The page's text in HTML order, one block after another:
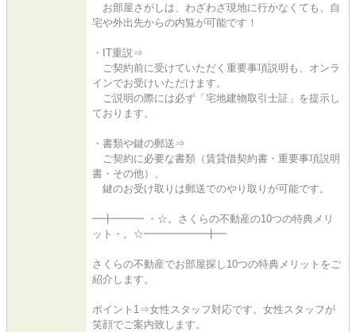
お部屋さがしは、わざわざ現地に行かなくても、自
宅や外出先からの内覧が可能です！
・IT重説⇒
ご契約前に受けていただく重要事項説明も、オンラ
インでお受けいただけます。
ご説明の際には必ず「宅地建物取引士証」を提示し
ております。
・書類や鍵の郵送⇒
ご契約に必要な書類（賃貸借契約書・重要事項説明
書・その他）、
鍵のお受け取りは郵送でのやり取りが可能です。
━╋━━━ ・☆。さくらの不動産の10つの特典メリ
ット・。☆━━━━━━╋━
さくらの不動産でお部屋探し10つの特典メリットをご
紹介します。
ポイント1⇒女性スタッフ対応です。女性スタッフが
笑顔でご案内致します。